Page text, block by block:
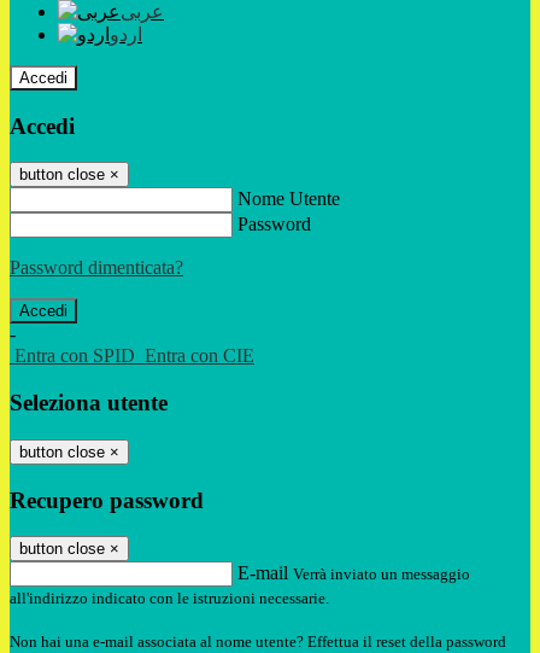
عربى
اردو
Accedi
Accedi
button close ×
Nome Utente
Password
Password dimenticata?
-
Entra con SPID Entra con CIE
Seleziona utente
button close ×
Recupero password
button close ×
E-mail Verrà inviato un messaggio
all'indirizzo indicato con le istruzioni necessarie.
Non hai una e-mail associata al nome utente? Effettua il reset della password